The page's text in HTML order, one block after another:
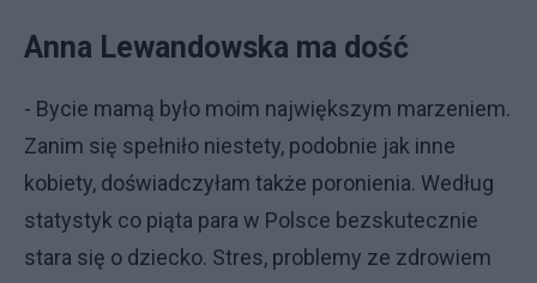
Anna Lewandowska ma dość
- Bycie mamą było moim największym marzeniem.
Zanim się spełniło niestety, podobnie jak inne
kobiety, doświadczyłam także poronienia. Według
statystyk co piąta para w Polsce bezskutecznie
stara się o dziecko. Stres, problemy ze zdrowiem